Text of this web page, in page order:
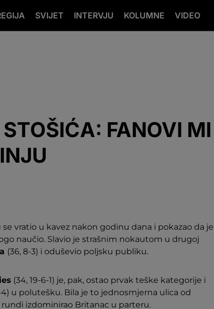
SVIJET INTERVJU KOLUMNE VIDEO
FANOVI MI
se vratio u kavez nakon godinu dana i pokazao da je
naučio. Slavio je strašnim nokautom u drugoj
(36, 8-3) i oduševio poljsku publiku.
(34, 19-6-1) je, pak, ostao prvak teške kategorije i
4) u polutešku. Bila je to jednosmjerna ulica od
izdominirao Britanac u parteru.